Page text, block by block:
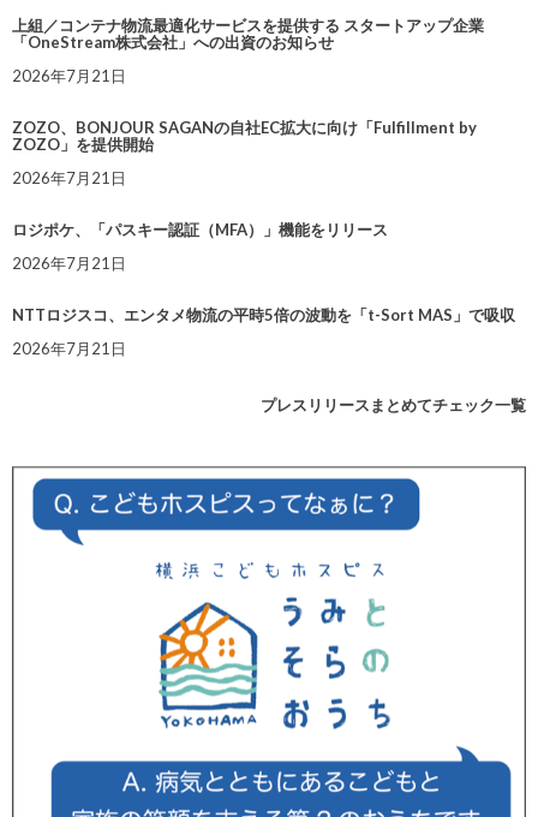
上組／コンテナ物流最適化サービスを提供する スタートアップ企業
「OneStream株式会社」への出資のお知らせ
2026年7月21日
ZOZO、BONJOUR SAGANの自社EC拡大に向け「Fulfillment by
ZOZO」を提供開始
2026年7月21日
ロジポケ、「パスキー認証（MFA）」機能をリリース
2026年7月21日
NTTロジスコ、エンタメ物流の平時5倍の波動を「t-Sort MAS」で吸収
2026年7月21日
プレスリリースまとめてチェック一覧